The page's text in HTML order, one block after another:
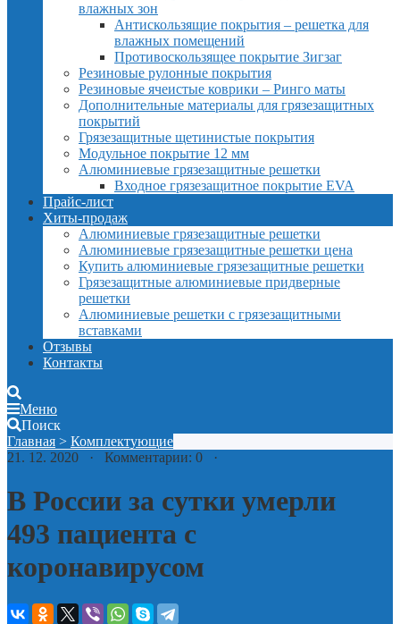
влажных зон
Антискользящие покрытия – решетка для
влажных помещений
Противоскользящее покрытие Зигзаг
Резиновые рулонные покрытия
Резиновые ячеистые коврики – Ринго маты
Дополнительные материалы для грязезащитных
покрытий
Грязезащитные щетинистые покрытия
Модульное покрытие 12 мм
Алюминиевые грязезащитные решетки
Входное грязезащитное покрытие EVA
Прайс-лист
Хиты-продаж
Алюминиевые грязезащитные решетки
Алюминиевые грязезащитные решетки цена
Купить алюминиевые грязезащитные решетки
Грязезащитные алюминиевые придверные
решетки
Алюминиевые решетки с грязезащитными
вставками
Отзывы
Контакты
Меню
Поиск
Главная > Комплектующие
21. 12. 2020 · Комментарии: 0 ·
В России за сутки умерли
493 пациента с
коронавирусом